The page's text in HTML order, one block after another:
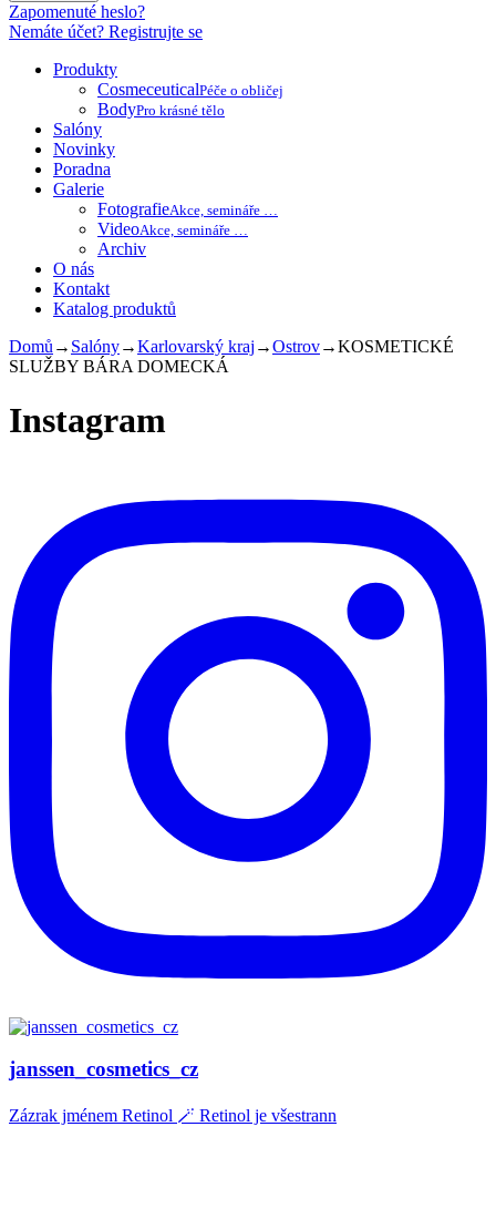
Zapomenuté heslo?
Nemáte účet? Registrujte se
Produkty
CosmeceuticalPéče o obličej
BodyPro krásné tělo
Salóny
Novinky
Poradna
Galerie
FotografieAkce, semináře …
VideoAkce, semináře …
Archiv
O nás
Kontakt
Katalog produktů
Domů → Salóny→Karlovarský kraj →Ostrov→KOSMETICKÉ
SLUŽBY BÁRA DOMECKÁ
Instagram
janssen_cosmetics_cz
Zázrak jménem Retinol 🪄 Retinol je všestrann